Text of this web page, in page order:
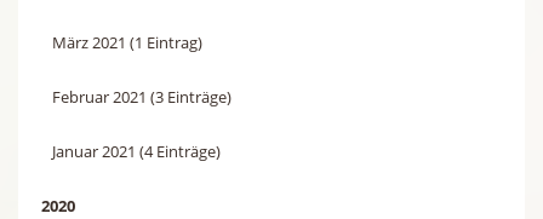
März 2021 (1 Eintrag)
Februar 2021 (3 Einträge)
Januar 2021 (4 Einträge)
2020